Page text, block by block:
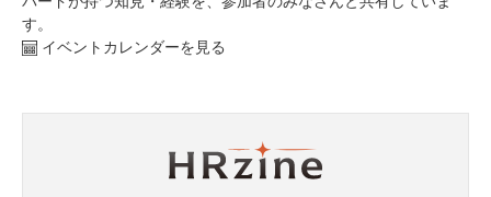
す。
イベントカレンダーを見る